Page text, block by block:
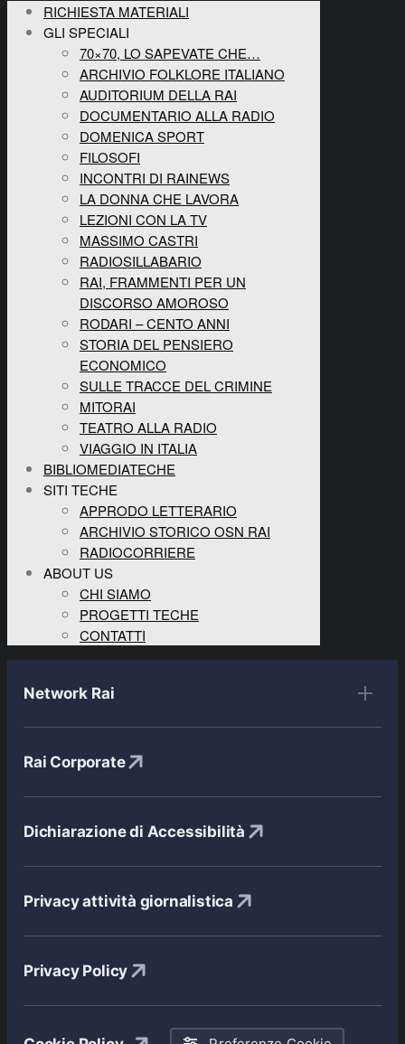
RICHIESTA MATERIALI
GLI SPECIALI
70×70, LO SAPEVATE CHE…
ARCHIVIO FOLKLORE ITALIANO
AUDITORIUM DELLA RAI
DOCUMENTARIO ALLA RADIO
DOMENICA SPORT
FILOSOFI
INCONTRI DI RAINEWS
LA DONNA CHE LAVORA
LEZIONI CON LA TV
MASSIMO CASTRI
RADIOSILLABARIO
RAI, FRAMMENTI PER UN
DISCORSO AMOROSO
RODARI – CENTO ANNI
STORIA DEL PENSIERO
ECONOMICO
SULLE TRACCE DEL CRIMINE
MITORAI
TEATRO ALLA RADIO
VIAGGIO IN ITALIA
BIBLIOMEDIATECHE
SITI TECHE
APPRODO LETTERARIO
ARCHIVIO STORICO OSN RAI
RADIOCORRIERE
ABOUT US
CHI SIAMO
PROGETTI TECHE
CONTATTI